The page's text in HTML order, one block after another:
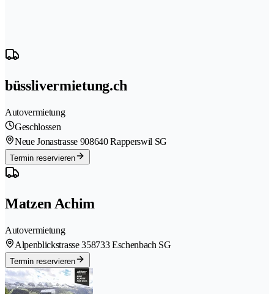
büsslivermietung.ch
Autovermietung
Geschlossen
Neue Jonastrasse 908640 Rapperswil SG
Termin reservieren
Matzen Achim
Autovermietung
Alpenblickstrasse 358733 Eschenbach SG
Termin reservieren